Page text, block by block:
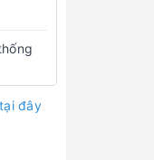
tại đây